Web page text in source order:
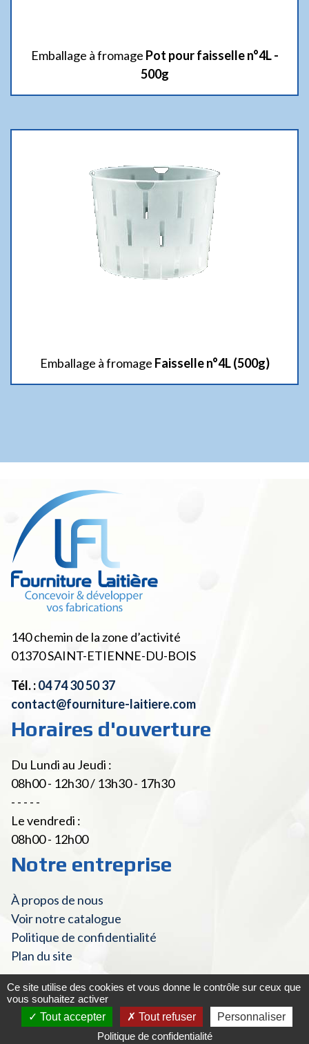
Emballage à fromage Pot pour faisselle n°4L -
500g
Emballage à fromage Faisselle n°4L (500g)
140 chemin de la zone d’activité
01370SAINT-ETIENNE-DU-BOIS
Tél. :04 74 30 50 37
contact@fourniture-laitiere.com
Horaires d'ouverture
Du Lundi au Jeudi :
08h00 - 12h30 / 13h30 - 17h30
- - - - -
Le vendredi :
08h00 - 12h00
Notre entreprise
À propos de nous
Voir notre catalogue
Politique de confidentialité
Plan du site
© Fourniture Laitière 2022 - Tous droits réservés |
Mentions
légales et Crédits
Créé
par
Mister Harry
Ce site utilise des cookies et vous donne le contrôle sur ceux que
vous souhaitez activer
Tout accepter
Tout refuser
Personnaliser
Politique de confidentialité